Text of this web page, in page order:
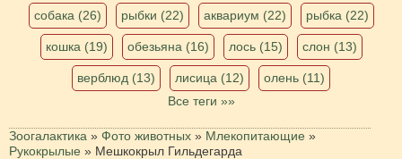
собака (26) рыбки (22) аквариум (22) рыбка (22)
кошка (19) обезьяна (16) лось (15) слон (13)
верблюд (13) лисица (12)
олень (11)
Все теги »»
Зоогалактика » Фото животных » Млекопитающие »
Рукокрылые » Мешкокрыл Гильдегарда